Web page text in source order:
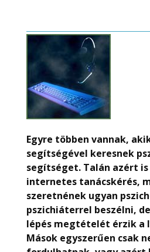
Egyre többen vannak,
segítségével keresnek
segítséget. Talán azért
internetes tanácskérés,
szeretnének ugyan
pszichiáterrel beszélni,
lépés megtételét érzik a
Mások egyszerűen csak